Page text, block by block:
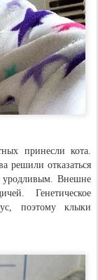
принесли кота.
решили отказаться
уродливым. Внешне
Генетическое
поэтому клыки